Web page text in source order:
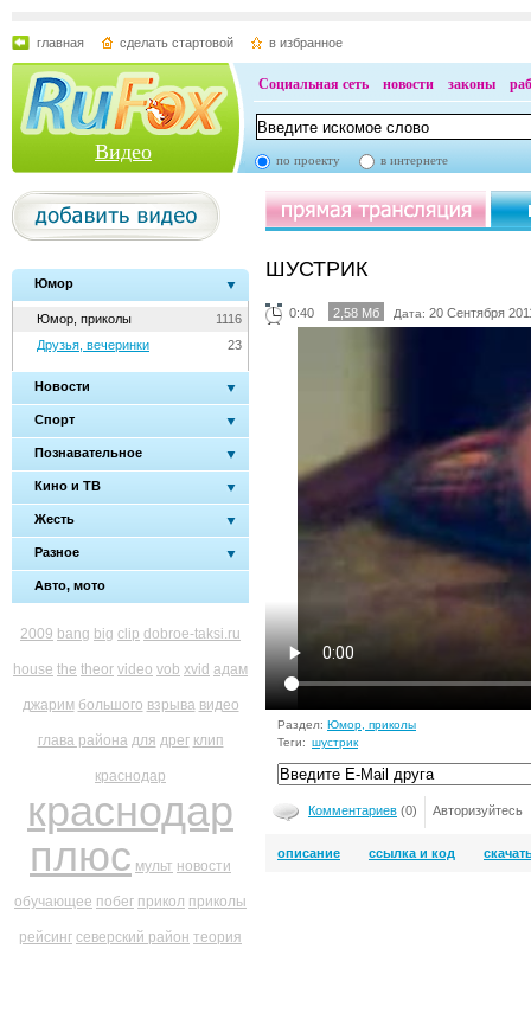
главная сделать стартовой в избранное
Видео
Социальная сеть новости законы
по проекту в интернете
Юмор
1116
Юмор, приколы
23
Друзья, вечеринки
Новости
Спорт
Познавательное
Кино и ТВ
Жесть
Разное
Авто, мото
2009 bang big clip dobroe-taksi.ru
house the theor video vob xvid адам
джарим большого взрыва видео
глава района для дрег клип
краснодар
краснодар
плюс мульт новости
обучающее побег прикол приколы
рейсинг северский район теория
ШУСТРИК
0:40 2,58 Мб Дата: 20 Сентября
Раздел: Юмор, приколы
Теги: шустрик
Комментариев (0) Авторизуйтесь
описание ссылка и код